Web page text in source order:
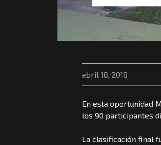
abril 18, 2018
En esta oportunidad
los 90 participantes
La clasificación final